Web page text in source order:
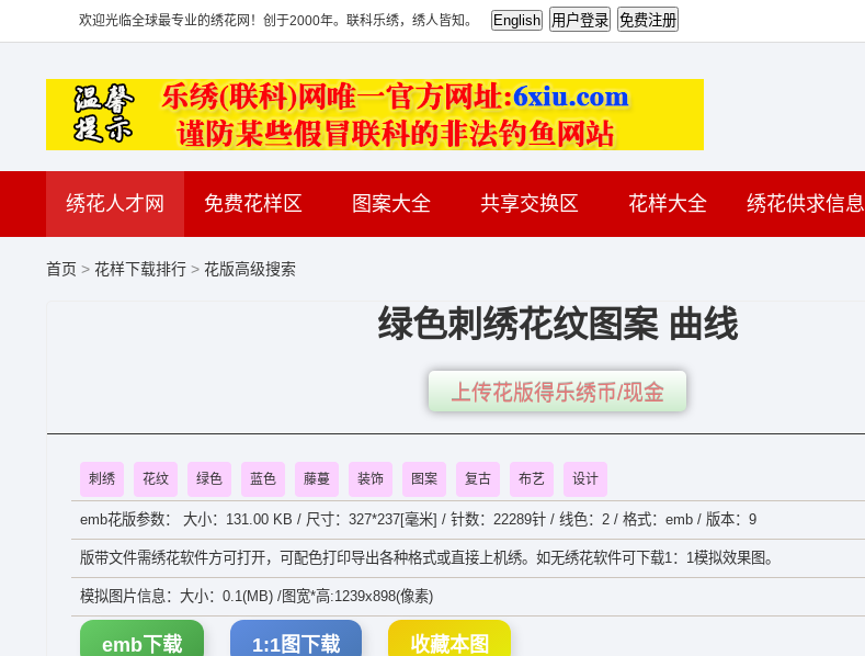
欢迎光临全球最专业的绣花网！创于2000年。联科乐绣，绣人皆知。
绣花人才网 免费花样区 图案大全 共享交换区 花样大全 绣花供求信息
首页 > 花样下载排行 > 花版高级搜索
绿色刺绣花纹图案 曲线
上传花版得乐绣币/现金
刺绣 花纹 绿色 蓝色 藤蔓 装饰 图案 复古 布艺 设计
emb花版参数： 大小：131.00 KB / 尺寸：327*237[毫米] / 针数：22289针 / 线色：2 / 格式：emb / 版本：9
版带文件需绣花软件方可打开，可配色打印导出各种格式或直接上机绣。如无绣花软件可下载1：1模拟效果图。
模拟图片信息：大小：0.1(MB) /图宽*高:1239x898(像素)
emb下载 1:1图下载 收藏本图